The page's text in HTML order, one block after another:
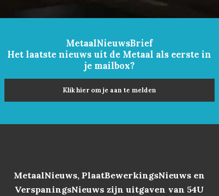
MetaalNieuwsBrief
Het laatste nieuws uit de Metaal als eerste in
je mailbox?
Klik hier om je aan te melden
MetaalNieuws, PlaatBewerkingsNieuws en
VerspaningsNieuws zijn uitgaven van 54U